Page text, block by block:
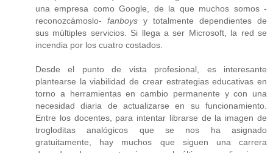
una empresa como Google, de la que muchos somos -
reconozcámoslo- fanboys y totalmente dependientes de
sus múltiples servicios. Si llega a ser Microsoft, la red se
incendia por los cuatro costados.
Desde el punto de vista profesional, es interesante
plantearse la viabilidad de crear estrategias educativas en
torno a herramientas en cambio permanente y con una
necesidad diaria de actualizarse en su funcionamiento.
Entre los docentes, para intentar librarse de la imagen de
trogloditas analógicos que se nos ha asignado
gratuitamente, hay muchos que siguen una carrera